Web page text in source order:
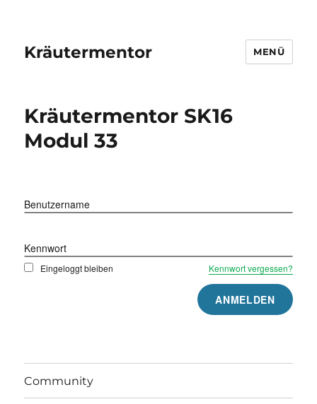
Kräutermentor MENÜ
Kräutermentor SK16
Modul 33
Benutzername
Kennwort
Eingeloggt bleiben Kennwort vergessen?
Community